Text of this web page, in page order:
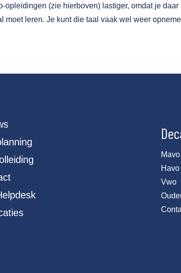
opleidingen (zie hierboven) lastiger, omdat je
moet leren. Je kunt die taal vaak wel weer
Mavo
Havo
Vwo